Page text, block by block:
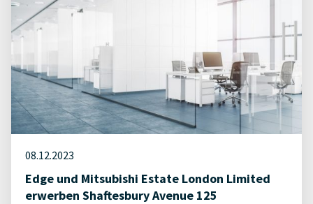
08.12.2023
Edge und Mitsubishi Estate London Limited
erwerben Shaftesbury Avenue 125